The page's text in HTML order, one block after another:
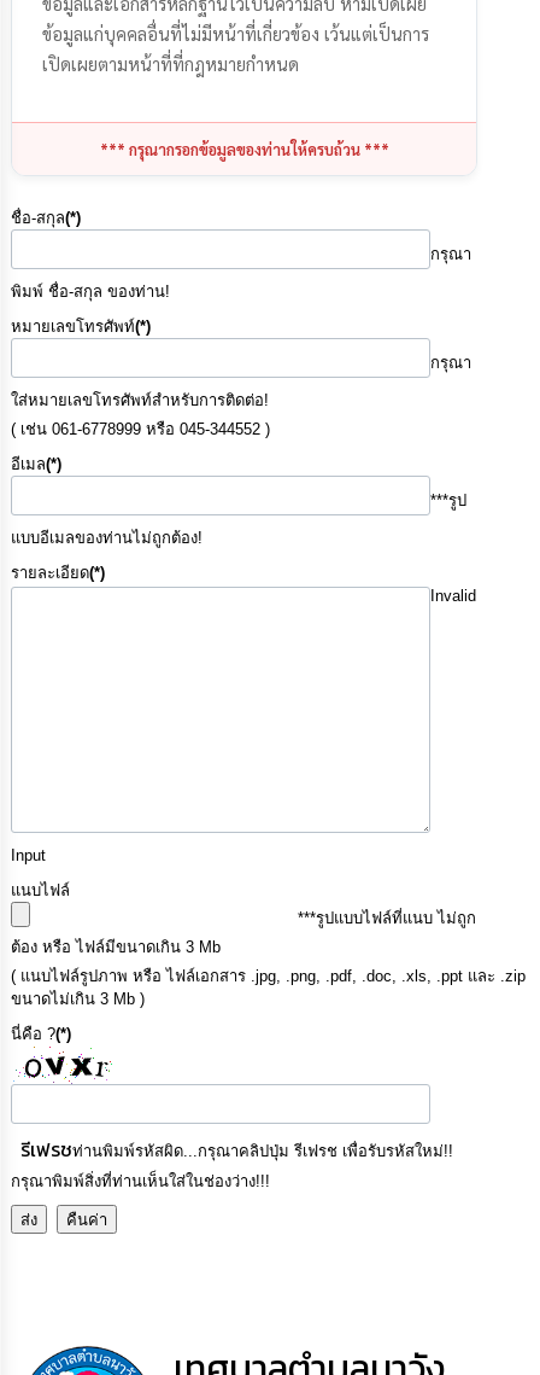
การ
เงิน
การ
คลัง
ป้องกัน
การ
การ
ดำเนิน
การ
เพื่อ
ป้องกัน
การ
ทุจริต
มาตรการ
ภายใน
การ
ทุจริต
ข้อมูล
การ
ข้อมูลแก่บุคคลอื่นที่ไม่มีหน้าที่เกี่ยวข้อง เว้นแต่เป็นการ
เปิดเผยตามหน้าที่ที่กฎหมายกำหนด
*** กรุณากรอกข้อมูลของท่านให้ครบถ้วน ***
ชื่อ-สกุล(*)
กรุณา
พิมพ์ ชื่อ-สกุล ของท่าน!
หมายเลขโทรศัพท์(*)
กรุณา
ใส่หมายเลขโทรศัพท์สำหรับการติดต่อ!
( เช่น 061-6778999 หรือ 045-344552 )
อีเมล(*)
***รูป
แบบอีเมลของท่านไม่ถูกต้อง!
รายละเอียด(*)
Invalid
Input
แนบไฟล์
***รูปแบบไฟล์ที่แนบ ไม่ถูก
ต้อง หรือ ไฟล์มีขนาดเกิน 3 Mb
( แนบไฟล์รูปภาพ หรือ ไฟล์เอกสาร .jpg, .png, .pdf, .doc, .xls, .ppt และ .zip
ขนาดไม่เกิน 3 Mb )
นี่คือ ?(*)
รีเฟรชท่านพิมพ์รหัสผิด...กรุณาคลิปปุ่ม รีเฟรช เพื่อรับรหัสใหม่!!
กรุณาพิมพ์สิ่งที่ท่านเห็นใส่ในช่องว่าง!!!